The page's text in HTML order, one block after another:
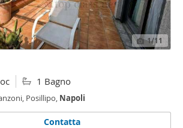
1/11
1 Bagno
Posillipo, Napoli
Contatta